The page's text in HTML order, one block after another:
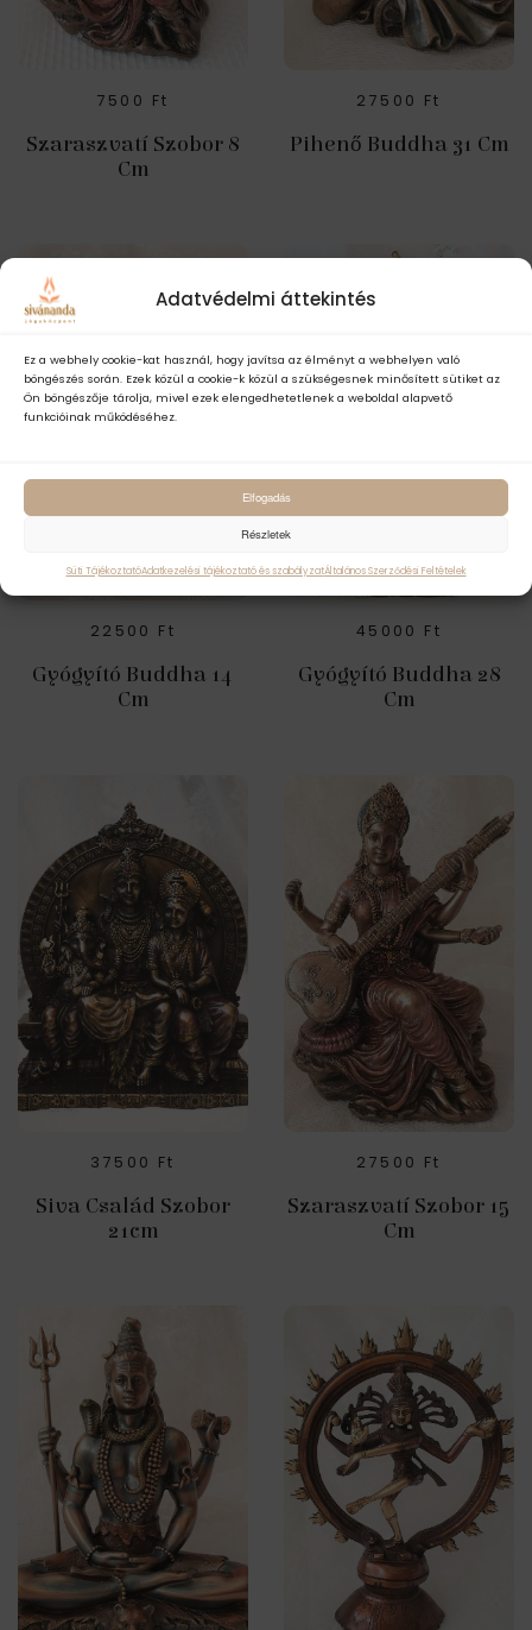
Adatvédelmi áttekintés
Ez a webhely cookie-kat használ, hogy javítsa az élményt a webhelyen való
böngészés során. Ezek közül a cookie-k közül a szükségesnek minősített sütiket az
Ön böngészője tárolja, mivel ezek elengedhetetlenek a weboldal alapvető
funkcióinak működéséhez.
Elfogadás
Részletek
Süti TájékoztatóAdatkezelési tájékoztató és szabályzatÁltalános Szerződési Feltételek
7500 Ft
Szaraszvatí Szobor 8
Cm
27500 Ft
Pihenő Buddha 31 Cm
22500 Ft
Gyógyító Buddha 14
Cm
45000 Ft
Gyógyító Buddha 28
Cm
37500 Ft
Siva Család Szobor
21cm
27500 Ft
Szaraszvatí Szobor 15
Cm